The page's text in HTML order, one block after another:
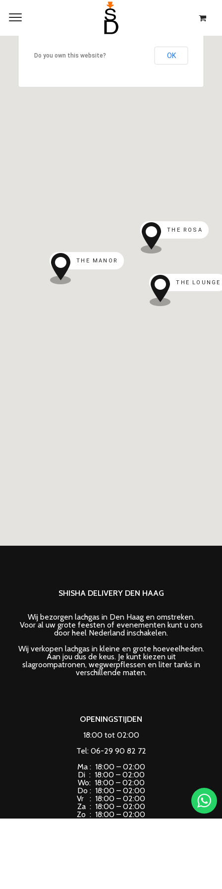
THE ROSA
THE LOUNGE
THE MANOR
This page can't load Google Maps correctly.
Do you own this website? OK
SHISHA DELIVERY DEN HAAG
Wij bezorgen lachgas in Den Haag en omstreken.
Voor al uw grote feesten of evenementen kunt u ons
door heel Nederland inschakelen.
Wij verkopen lachgas in kleine en grote hoeveelheden.
Aan jou dus de keus. Je kunt kiezen uit
slagroompatronen, wegwerpflessen en liter tanks in
verschillende maten.
OPENINGSTIJDEN
18:00 tot 02:00
Tel: 06-29 90 82 72
Ma : 18:00 – 02:00
Di : 18:00 – 02:00
Wo: 18:00 – 02:00
Do : 18:00 – 02:00
Vr : 18:00 – 02:00
Za : 18:00 – 02:00
Zo : 18:00 – 02:00